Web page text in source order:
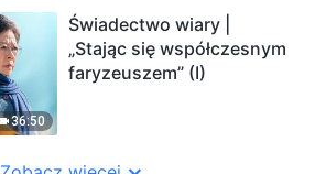
36:50
Świadectwo wiary |
„Stając się współczesnym
faryzeuszem” (I)